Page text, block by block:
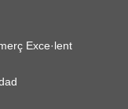
Exce·lent